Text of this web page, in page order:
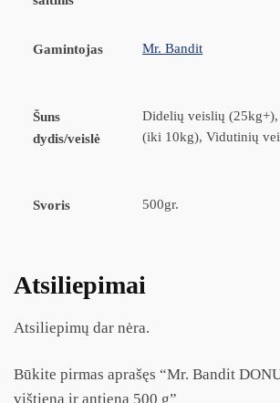
Gamintojas Mr. Bandit
Šuns
dydis/veislė
Didelių veislių
(iki 10kg), Vidutinių
Svoris 500gr.
Atsiliepimai
Atsiliepimų dar nėra.
Būkite pirmas aprašęs “Mr. Bandit
vištiena ir antiena 500 g”